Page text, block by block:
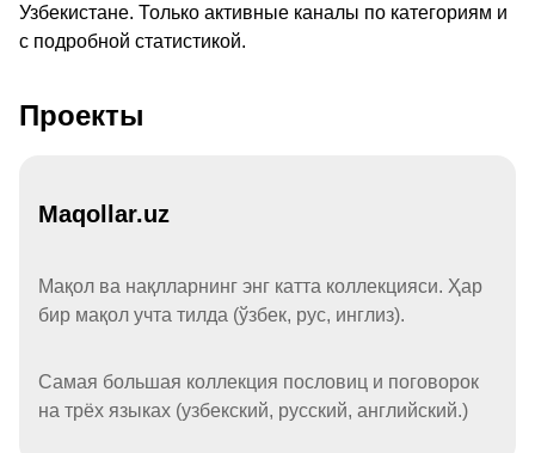
Узбекистане. Только активные каналы по категориям и
с подробной статистикой.
Проекты
Maqollar.uz
Мақол ва нақлларнинг энг катта коллекцияси. Ҳар
бир мақол учта тилда (ўзбек, рус, инглиз).
Самая большая коллекция пословиц и поговорок
на трёх языках (узбекский, русский, английский.)